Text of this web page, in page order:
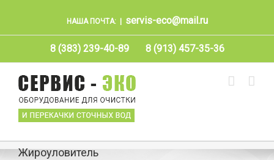
НАША ПОЧТА: servis-eco@mail.ru
8 (383) 239-40-89 8 (913) 457-35-36
Жироуловитель